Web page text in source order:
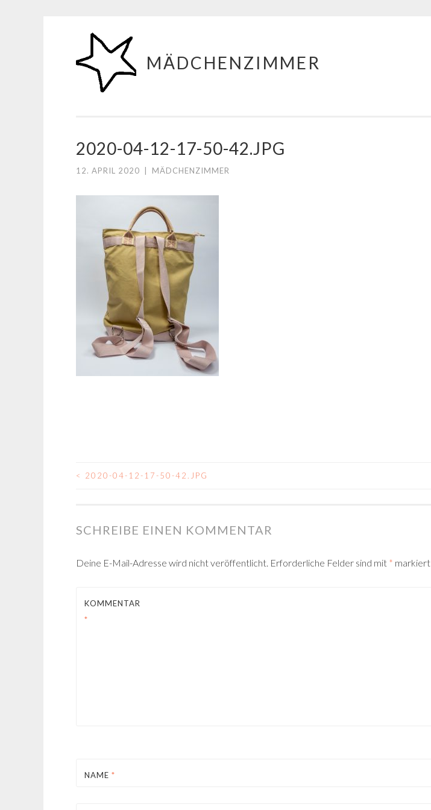
Zum
Inhalt
springen
MÄDCHENZIMMER
2020-04-12-17-50-42.JPG
12. APRIL 2020 MÄDCHENZIMMER
BEITRAGSNAVIGATION
< 2020-04-12-17-50-42.JPG
SCHREIBE EINEN KOMMENTAR
Deine E-Mail-Adresse wird nicht veröffentlicht. Erforderliche Felder sind mit * markiert
KOMMENTAR
*
NAME *